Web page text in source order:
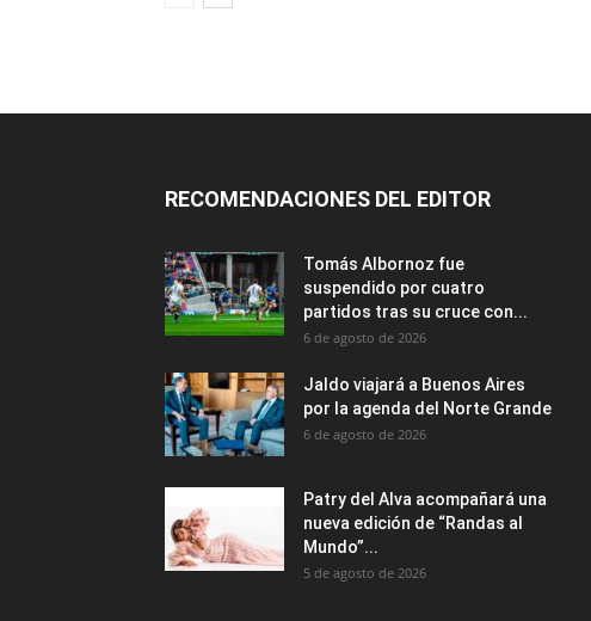
RECOMENDACIONES DEL EDITOR
Tomás Albornoz fue
suspendido por cuatro
partidos tras su cruce con...
6 de agosto de 2026
Jaldo viajará a Buenos Aires
por la agenda del Norte Grande
6 de agosto de 2026
Patry del Alva acompañará una
nueva edición de “Randas al
Mundo”...
5 de agosto de 2026